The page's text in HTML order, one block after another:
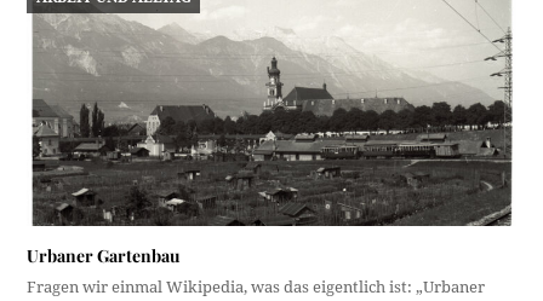
Urbaner Gartenbau
Fragen wir einmal Wikipedia, was das eigentlich ist: „Urbaner